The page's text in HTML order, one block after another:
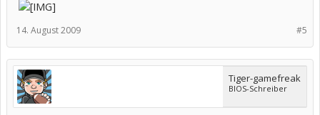
#5
14. August 2009
Tiger-gamefreak
BIOS-Schreiber